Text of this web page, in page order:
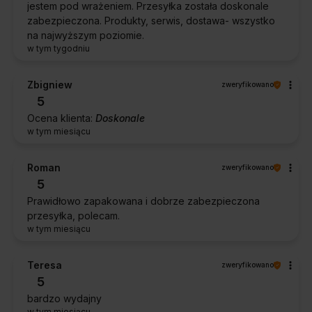
jestem pod wrażeniem. Przesyłka została doskonale
zabezpieczona. Produkty, serwis, dostawa- wszystko
na najwyższym poziomie.
w tym tygodniu
Zbigniew zweryfikowano
5
Ocena klienta: Doskonale
w tym miesiącu
Roman zweryfikowano
5
Prawidłowo zapakowana i dobrze zabezpieczona
przesyłka, polecam.
w tym miesiącu
Teresa zweryfikowano
5
bardzo wydajny